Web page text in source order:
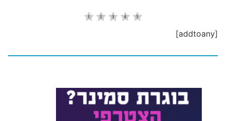
[addtoany]